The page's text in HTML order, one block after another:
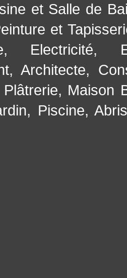
et Salle de
et
, Electricité,
, Architecte,
, Maison
, Piscine,